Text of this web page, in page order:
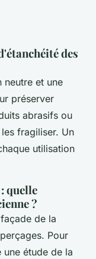
des
neutre et une
préserver
abrasifs ou
fragiliser. Un
utilisation
quelle
?
de la
Pour
une étude de la